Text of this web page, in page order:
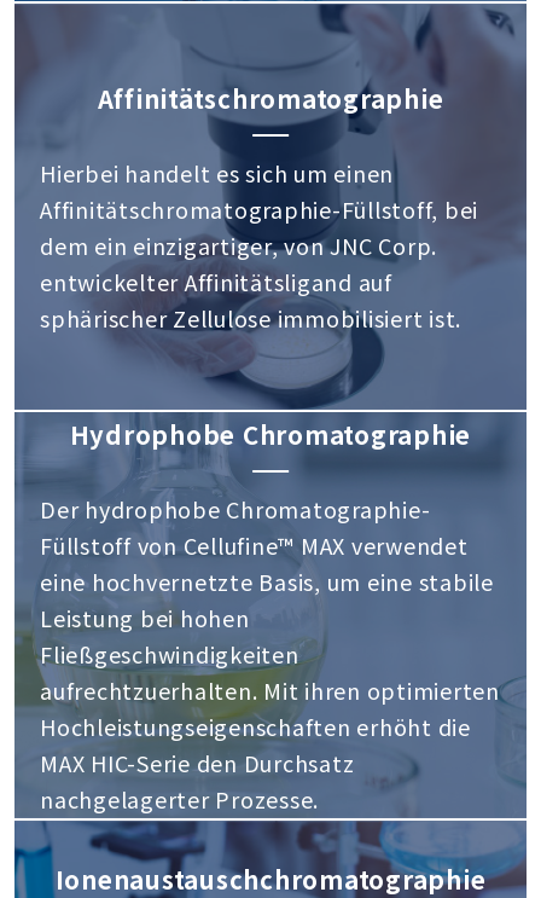
Affinitätschromatographie
Hierbei handelt es sich um einen
Affinitätschromatographie-Füllstoff, bei
dem ein einzigartiger, von JNC Corp.
entwickelter Affinitätsligand auf
sphärischer Zellulose immobilisiert ist.
Hydrophobe Chromatographie
Der hydrophobe Chromatographie-
Füllstoff von Cellufine™ MAX verwendet
eine hochvernetzte Basis, um eine stabile
Leistung bei hohen
Fließgeschwindigkeiten
aufrechtzuerhalten. Mit ihren optimierten
Hochleistungseigenschaften erhöht die
MAX HIC-Serie den Durchsatz
nachgelagerter Prozesse.
Ionenaustauschchromatographie